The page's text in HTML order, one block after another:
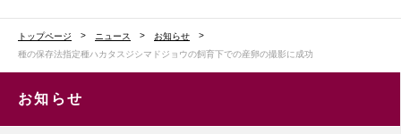
トップページ ニュース
お知らせ
種の保存法指定種ハカタスジシマドジョウの飼育下での産卵の撮影に成功
お知らせ